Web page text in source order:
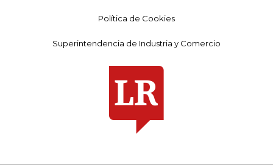
Política de Cookies
Superintendencia de Industria y Comercio